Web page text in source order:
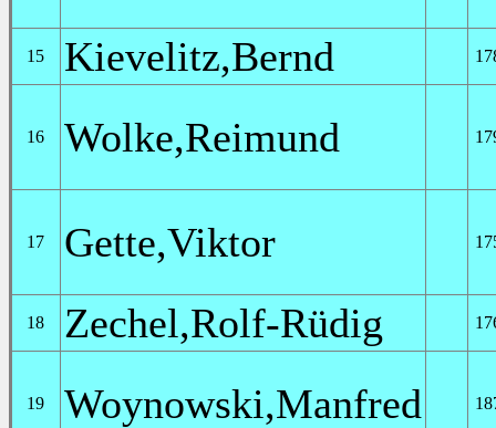
15 Kievelitz,Bernd
16 Wolke,Reimund
17 Gette,Viktor
18 Zechel,Rolf-Rüdig
19 Woynowski,Manfred